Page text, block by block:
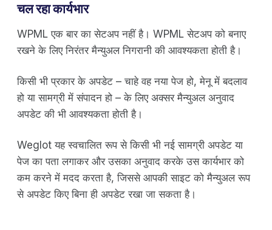
चल रहा कार्यभार
WPML एक बार का सेटअप नहीं है। WPML सेटअप को बनाए
रखने के लिए निरंतर मैन्युअल निगरानी की आवश्यकता होती है।
किसी भी प्रकार के अपडेट – चाहे वह नया पेज हो, मेनू में बदलाव
हो या सामग्री में संपादन हो – के लिए अक्सर मैन्युअल अनुवाद
अपडेट की भी आवश्यकता होती है।
Weglot यह स्वचालित रूप से किसी भी नई सामग्री अपडेट या
पेज का पता लगाकर और उसका अनुवाद करके उस कार्यभार को
कम करने में मदद करता है, जिससे आपकी साइट को मैन्युअल रूप
से अपडेट किए बिना ही अपडेट रखा जा सकता है।